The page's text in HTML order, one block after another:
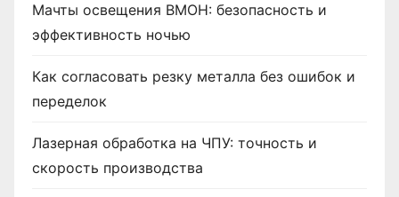
Мачты освещения ВМОН: безопасность и
эффективность ночью
Как согласовать резку металла без ошибок и
переделок
Лазерная обработка на ЧПУ: точность и
скорость производства